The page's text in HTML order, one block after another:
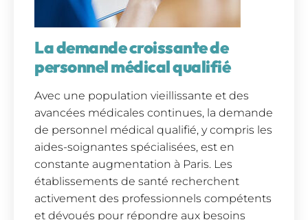
La demande croissante de
personnel médical qualifié
Avec une population vieillissante et des
avancées médicales continues, la demande
de personnel médical qualifié, y compris les
aides-soignantes spécialisées, est en
constante augmentation à Paris. Les
établissements de santé recherchent
activement des professionnels compétents
et dévoués pour répondre aux besoins